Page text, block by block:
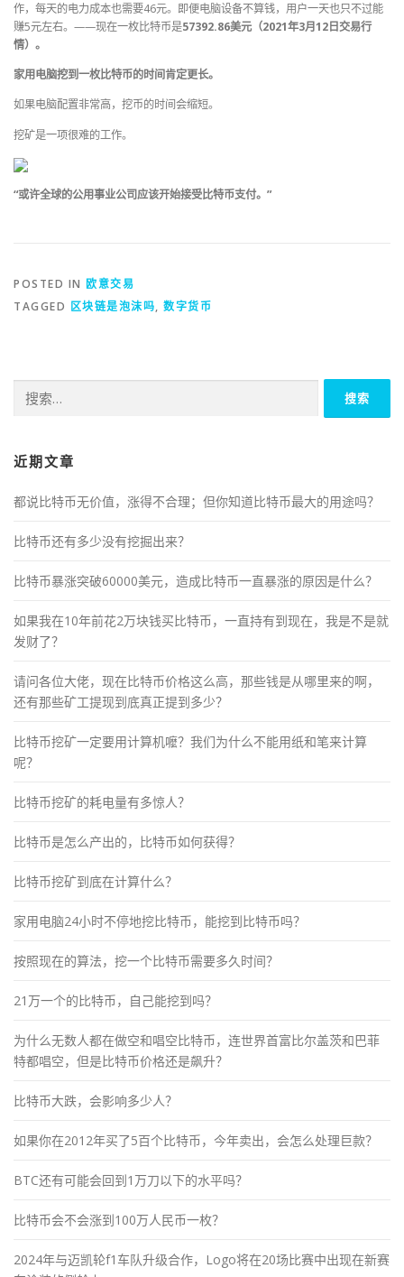
作，每天的电力成本也需要46元。即便电脑设备不算钱，用户一天也只不过能
赚5元左右。——现在一枚比特币是57392.86美元（2021年3月12日交易行
情）。
家用电脑挖到一枚比特币的时间肯定更长。
如果电脑配置非常高，挖币的时间会缩短。
挖矿是一项很难的工作。
“或许全球的公用事业公司应该开始接受比特币支付。”
POSTED IN 欧意交易
TAGGED 区块链是泡沫吗, 数字货币
索：
近期文章
都说比特币无价值，涨得不合理；但你知道比特币最大的用途吗？
比特币还有多少没有挖掘出来？
比特币暴涨突破60000美元，造成比特币一直暴涨的原因是什么？
如果我在10年前花2万块钱买比特币，一直持有到现在，我是不是就
发财了？
请问各位大佬，现在比特币价格这么高，那些钱是从哪里来的啊，
还有那些矿工提现到底真正提到多少？
比特币挖矿一定要用计算机嚒？我们为什么不能用纸和笔来计算
呢？
比特币挖矿的耗电量有多惊人？
比特币是怎么产出的，比特币如何获得？
比特币挖矿到底在计算什么？
家用电脑24小时不停地挖比特币，能挖到比特币吗？
按照现在的算法，挖一个比特币需要多久时间？
21万一个的比特币，自己能挖到吗？
为什么无数人都在做空和唱空比特币，连世界首富比尔盖茨和巴菲
特都唱空，但是比特币价格还是飙升？
比特币大跌，会影响多少人？
如果你在2012年买了5百个比特币，今年卖出，会怎么处理巨款？
BTC还有可能会回到1万刀以下的水平吗？
比特币会不会涨到100万人民币一枚？
2024年与迈凯轮f1车队升级合作，Logo将在20场比赛中出现在新赛